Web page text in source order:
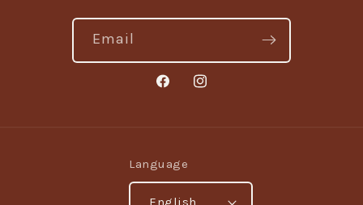
Email
FacebookInstagram
Language
English